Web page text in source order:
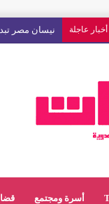
أخبار عاجلة نيسان مصر
أسرة ومجتمع